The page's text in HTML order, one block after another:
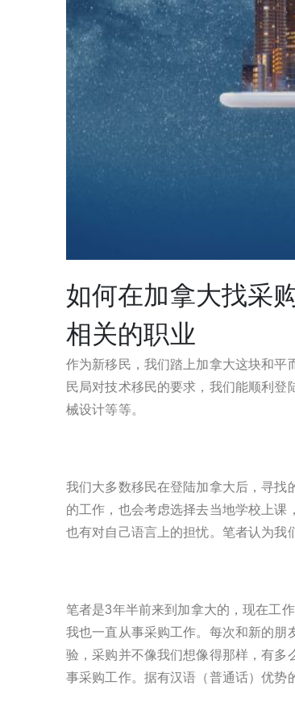
如何在加拿大找采
相关的职业
作为新移民，我们踏上加拿大这块和平
民局对技术移民的要求，我们能顺利
械设计等等。
我们大多数移民在登陆加拿大后，寻找
的工作，也会考虑选择去当地学校上
也有对自己语言上的担忧。笔者认为我
笔者是3年半前来到加拿大的，现在工
我也一直从事采购工作。每次和新的朋
验，采购并不像我们想像得那样，有多
事采购工作。据有汉语（普通话）优势